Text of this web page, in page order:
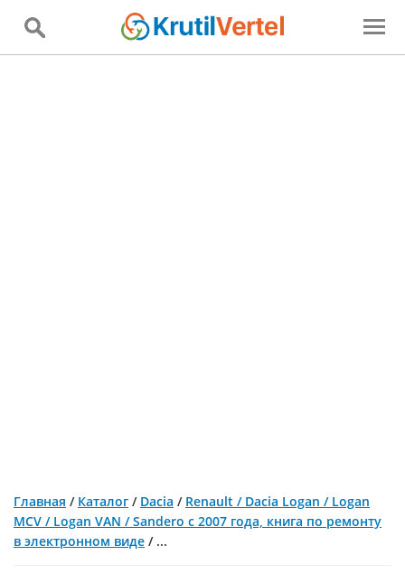
Главная / Каталог / Dacia / Renault / Dacia Logan / Logan
MCV / Logan VAN / Sandero с 2007 года, книга по ремонту
в электронном виде / ...